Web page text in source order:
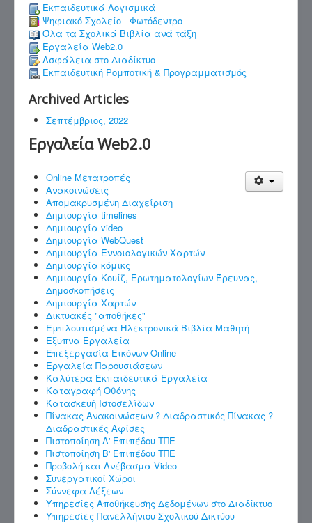
Εκπαιδευτικά Λογισμικά
Ψηφιακό Σχολείο - Φωτόδεντρο
Όλα τα Σχολικά Βιβλία ανά τάξη
Εργαλεία Web2.0
Ασφάλεια στο Διαδίκτυο
Εκπαιδευτική Ρομποτική & Προγραμματισμός
Archived Articles
Σεπτέμβριος, 2022
Εργαλεία Web2.0
Online Μετατροπές
Ανακοινώσεις
Απομακρυσμένη Διαχείριση
Δημιουργία timelines
Δημιουργία video
Δημιουργία WebQuest
Δημιουργία Εννοιολογικών Χαρτών
Δημιουργία κόμικς
Δημιουργία Κουίζ, Ερωτηματολογίων Έρευνας,
Δημοσκοπήσεις
Δημιουργία Χαρτών
Δικτυακές "αποθήκες"
Εμπλουτισμένα Ηλεκτρονικά Βιβλία Μαθητή
Έξυπνα Εργαλεία
Επεξεργασία Εικόνων Online
Εργαλεία Παρουσιάσεων
Καλύτερα Εκπαιδευτικά Εργαλεία
Καταγραφή Οθόνης
Κατασκευή Ιστοσελίδων
Πίνακας Ανακοινώσεων ? Διαδραστικός Πίνακας ?
Διαδραστικές Αφίσες
Πιστοποίηση Α' Επιπέδου ΤΠΕ
Πιστοποίηση Β' Επιπέδου ΤΠΕ
Προβολή και Ανέβασμα Video
Συνεργατικοί Χώροι
Σύννεφα Λέξεων
Υπηρεσίες Αποθήκευσης Δεδομένων στο Διαδίκτυο
Υπηρεσίες Πανελλήνιου Σχολικού Δικτύου